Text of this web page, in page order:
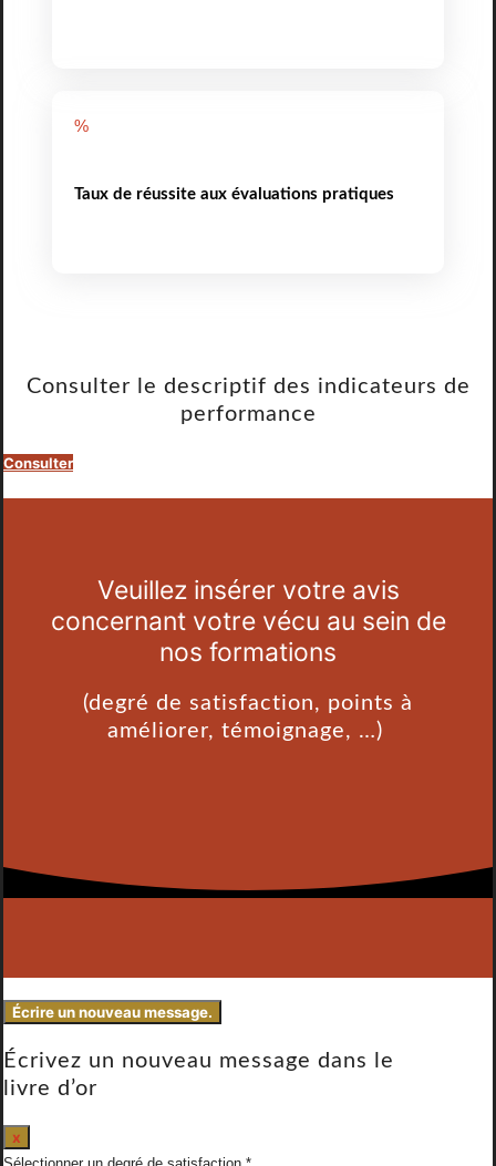
%
Taux de réussite aux évaluations pratiques
Consulter le descriptif des indicateurs de
performance
Consulter
Veuillez insérer votre avis
concernant votre vécu au sein de
nos formations
(degré de satisfaction, points à
améliorer, témoignage, …)
Écrivez un nouveau message dans le
livre d’or
x
ce